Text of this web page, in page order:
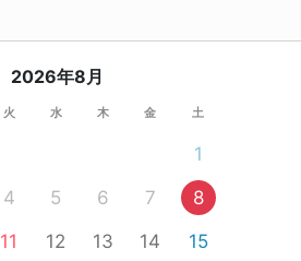
2026年8月
火 水 木 金 土
1
4 5 6 7
8
11 12 13 14
15